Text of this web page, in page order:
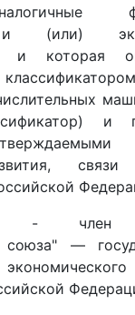
(или)
и которая
и
- член
союза" —